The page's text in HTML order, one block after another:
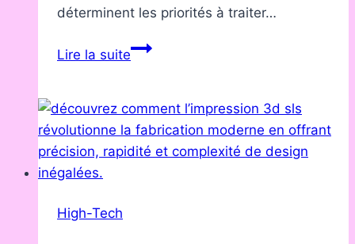
déterminent les priorités à traiter…
Lire la suiteUbuntu
à
Linux
sans
High-Tech